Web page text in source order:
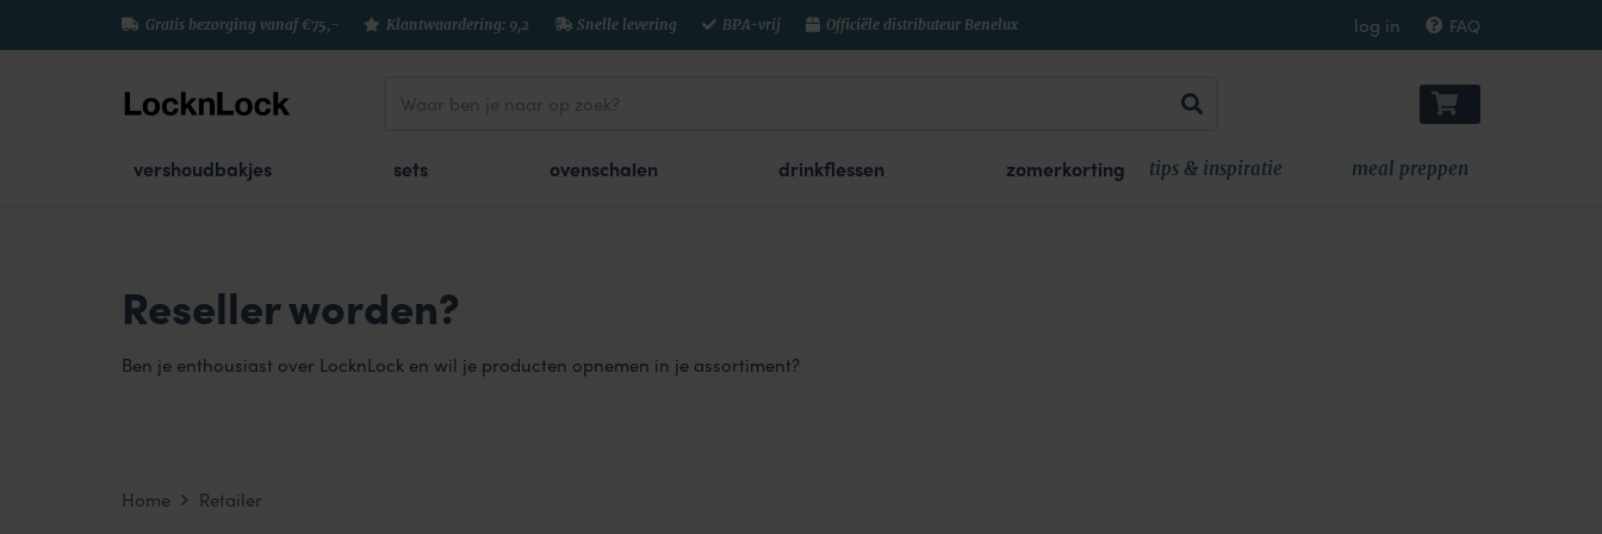
Gratis bezorging vanaf €75,- Klantwaardering: 9,2 Snelle levering BPA-vrij Officiële distributeur Benelux log in FAQ
vershoudbakjes sets ovenschalen drinkflessen zomerkorting tips & inspiratie meal preppen
Reseller worden?
Ben je enthousiast over LocknLock en wil je producten opnemen in je assortiment?
Home Retailer